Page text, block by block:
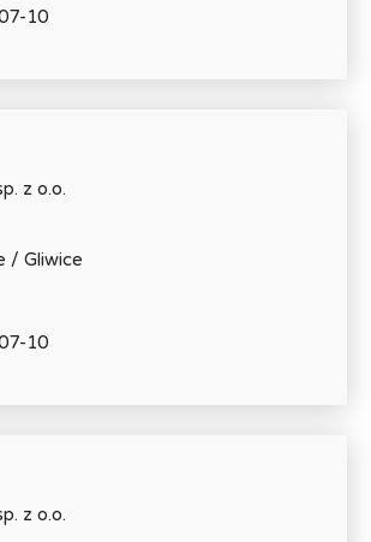
10
z o.o.
/ Gliwice
10
z o.o.